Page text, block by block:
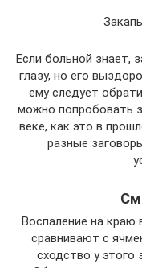
Если больной знает,
глазу, но его
ему следует
можно попробовать
веке, как это в
разные
Воспаление на краю
сравнивают с
сходство у этого